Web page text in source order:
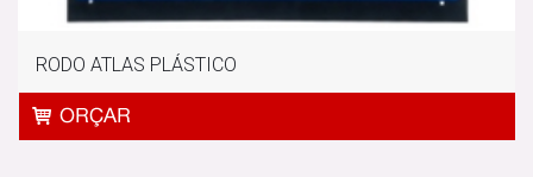
RODO ATLAS PLÁSTICO